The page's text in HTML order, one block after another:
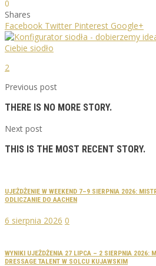
0
Shares
Facebook Twitter Pinterest Google+
2
Previous post
THERE IS NO MORE STORY.
Next post
THIS IS THE MOST RECENT STORY.
UJEŻDŻENIE W WEEKEND 7–9 SIERPNIA 2026:
ODLICZANIE DO AACHEN
6 sierpnia 2026 0
WYNIKI UJEŻDŻENIA 27 LIPCA – 2 SIERPNIA 2026:
DRESSAGE TALENT W SOLCU KUJAWSKIM